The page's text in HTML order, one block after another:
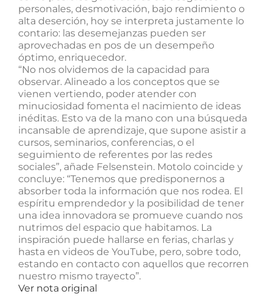
personales, desmotivación, bajo rendimiento o
alta deserción, hoy se interpreta justamente lo
contario: las desemejanzas pueden ser
aprovechadas en pos de un desempeño
óptimo, enriquecedor.
“No nos olvidemos de la capacidad para
observar. Alineado a los conceptos que se
vienen vertiendo, poder atender con
minuciosidad fomenta el nacimiento de ideas
inéditas. Esto va de la mano con una búsqueda
incansable de aprendizaje, que supone asistir a
cursos, seminarios, conferencias, o el
seguimiento de referentes por las redes
sociales”, añade Felsenstein. Motolo coincide y
concluye: “Tenemos que predisponernos a
absorber toda la información que nos rodea. El
espíritu emprendedor y la posibilidad de tener
una idea innovadora se promueve cuando nos
nutrimos del espacio que habitamos. La
inspiración puede hallarse en ferias, charlas y
hasta en videos de YouTube, pero, sobre todo,
estando en contacto con aquellos que recorren
nuestro mismo trayecto”.
Ver nota original